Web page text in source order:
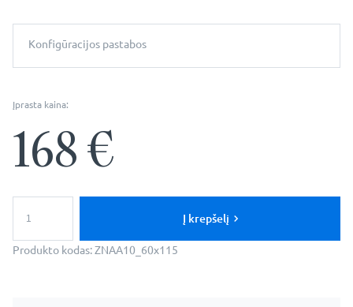
Konfigūracijos pastabos
Įprasta kaina:
168€
kiekis:
netaisyklingas
Į krepšelį
Produkto kodas:ZNAA10_60x115